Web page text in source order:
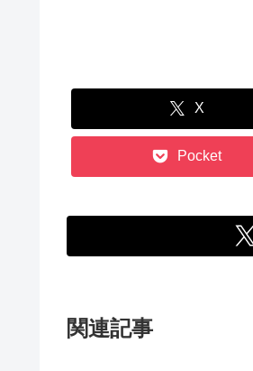
X
Pocket
関連記事